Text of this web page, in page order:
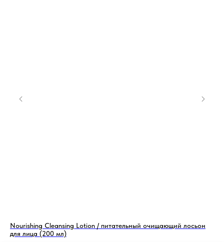
Nourishing Cleansing Lotion / питательный очищающий лосьон
для лица (200 мл)